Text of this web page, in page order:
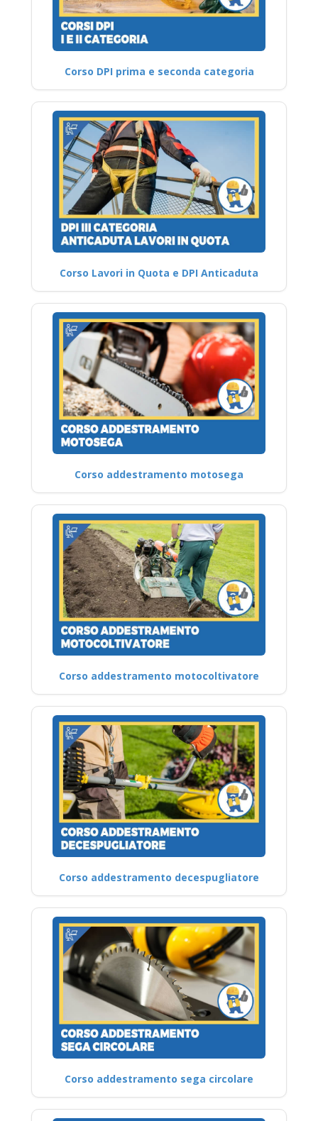
Corso DPI prima e seconda categoria
Corso Lavori in Quota e DPI Anticaduta
Corso addestramento motosega
Corso addestramento motocoltivatore
Corso addestramento decespugliatore
Corso addestramento sega circolare